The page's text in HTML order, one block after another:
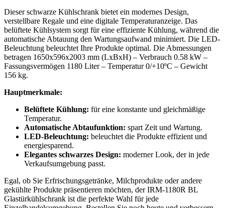
Dieser schwarze Kühlschrank bietet ein modernes Design,
verstellbare Regale und eine digitale Temperaturanzeige. Das
belüftete Kühlsystem sorgt für eine effiziente Kühlung, während die
automatische Abtauung den Wartungsaufwand minimiert. Die LED-
Beleuchtung beleuchtet Ihre Produkte optimal. Die Abmessungen
betragen 1650x596x2003 mm (LxBxH) – Verbrauch 0.58 kW –
Fassungsvermögen 1180 Liter – Temperatur 0/+10ºC – Gewicht
156 kg.
Hauptmerkmale:
Belüftete Kühlung: für eine konstante und gleichmäßige
Temperatur.
Automatische Abtaufunktion: spart Zeit und Wartung.
LED-Beleuchtung: beleuchtet die Produkte effizient und
energiesparend.
Elegantes schwarzes Design: moderner Look, der in jede
Verkaufsumgebung passt.
Egal, ob Sie Erfrischungsgetränke, Milchprodukte oder andere
gekühlte Produkte präsentieren möchten, der IRM-1180R BL
Glastürkühlschrank ist die perfekte Wahl für jede